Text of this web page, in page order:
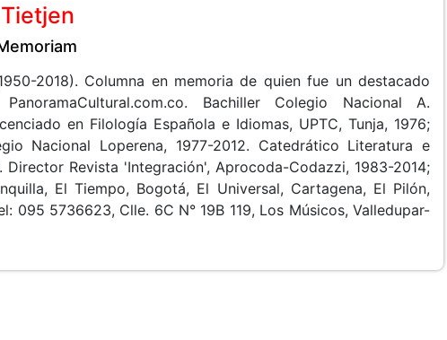
2018). Columna en memoria de quien fue un destacado
Bachiller Colegio Nacional A.
en Filología Española e Idiomas, UPTC, Tunja, 1976;
Nacional Loperena, 1977-2012. Catedrático Literatura e
Director Revista 'Integración', Aprocoda-Codazzi, 1983-2014;
El Tiempo, Bogotá, El Universal, Cartagena, El Pilón,
095 5736623, Clle. 6C N° 19B 119, Los Músicos, Valledupar-